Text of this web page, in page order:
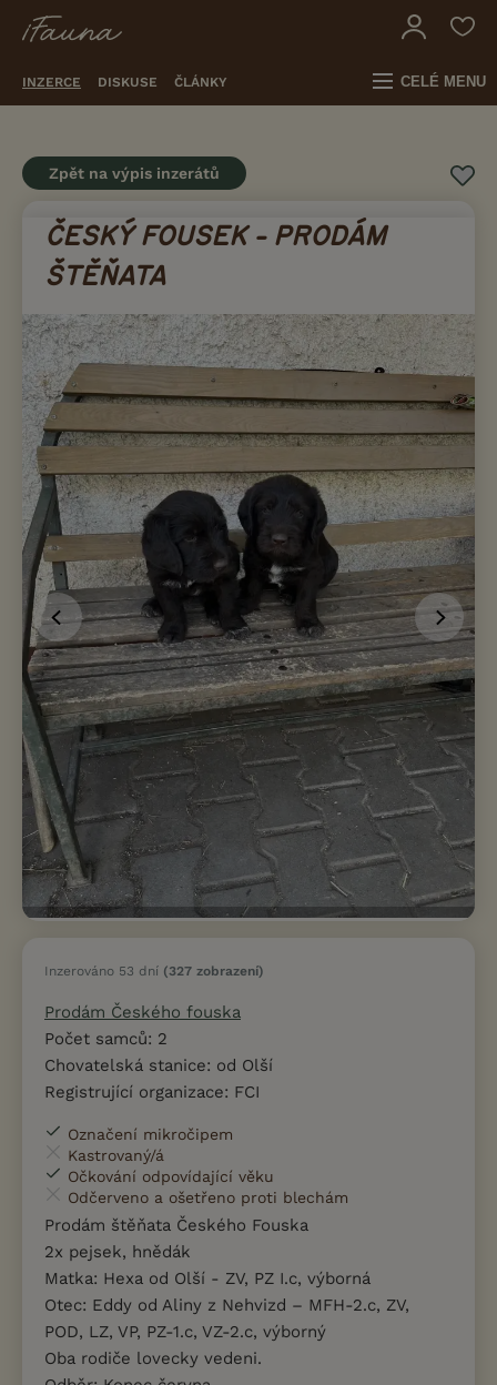
INZERCE DISKUSE ČLÁNKY CELÉ MENU
Zpět na výpis inzerátů
Inzerováno 53 dní (327 zobrazení)
Prodám Českého fouska
Počet samců: 2
Chovatelská stanice: od Olší
Registrující organizace: FCI
Označení mikročipem
Kastrovaný/á
Očkování odpovídající věku
Odčerveno a ošetřeno proti blechám
Prodám štěňata Českého Fouska
2x pejsek, hnědák
Matka: Hexa od Olší - ZV, PZ I.c, výborná
Otec: Eddy od Aliny z Nehvizd – MFH-2.c, ZV,
POD, LZ, VP, PZ-1.c, VZ-2.c, výborný
Oba rodiče lovecky vedeni.
ČESKÝ FOUSEK - PRODÁM
ŠTĚŇATA